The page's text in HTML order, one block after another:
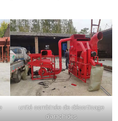
unité combinée de décorticage
d'arachides